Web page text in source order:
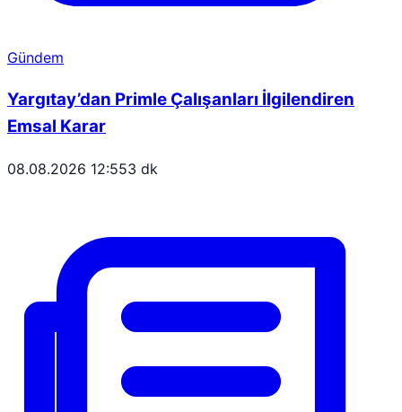
Gündem
Yargıtay’dan Primle Çalışanları İlgilendiren
Emsal Karar
08.08.2026 12:553 dk